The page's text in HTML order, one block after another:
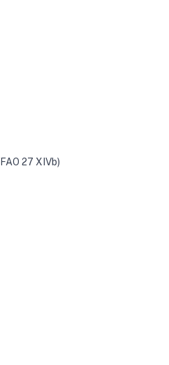
27 XIVb)